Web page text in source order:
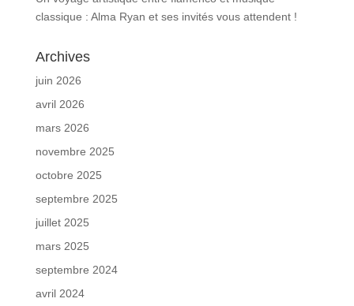
classique : Alma Ryan et ses invités vous attendent !
Archives
juin 2026
avril 2026
mars 2026
novembre 2025
octobre 2025
septembre 2025
juillet 2025
mars 2025
septembre 2024
avril 2024